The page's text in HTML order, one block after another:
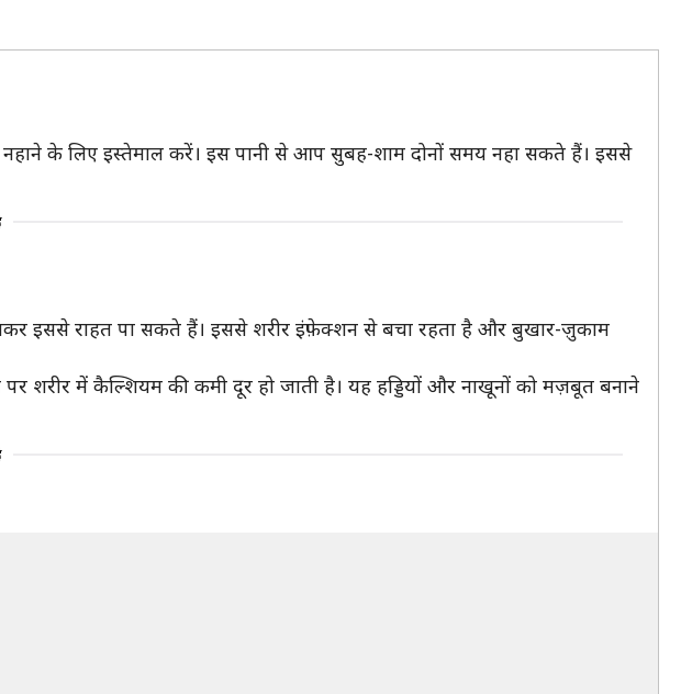
के लिए इस्तेमाल करें। इस पानी से आप सुबह-शाम दोनों समय नहा सकते हैं। इससे
इससे राहत पा सकते हैं। इससे शरीर इंफ़ेक्शन से बचा रहता है और बुखार-ज़ुकाम
शरीर में कैल्शियम की कमी दूर हो जाती है। यह हड्डियों और नाखूनों को मज़बूत बनाने